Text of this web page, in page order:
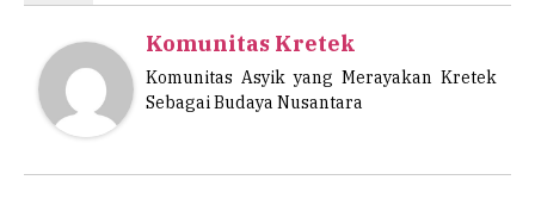
Komunitas Kretek
Komunitas Asyik yang Merayakan Kretek
Sebagai Budaya Nusantara